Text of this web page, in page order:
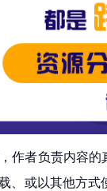
作者负责内容
、或以其他方